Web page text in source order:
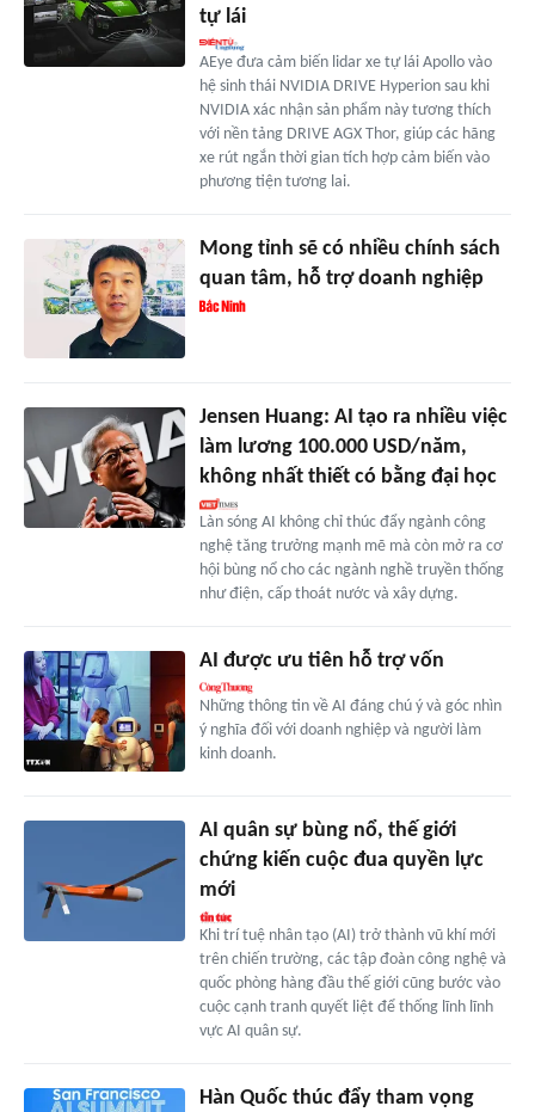
tự lái
AEye đưa cảm biến lidar xe tự lái Apollo vào
hệ sinh thái NVIDIA DRIVE Hyperion sau khi
NVIDIA xác nhận sản phẩm này tương thích
với nền tảng DRIVE AGX Thor, giúp các hãng
xe rút ngắn thời gian tích hợp cảm biến vào
phương tiện tương lai.
Mong tỉnh sẽ có nhiều chính sách
quan tâm, hỗ trợ doanh nghiệp
Jensen Huang: AI tạo ra nhiều việc
làm lương 100.000 USD/năm,
không nhất thiết có bằng đại học
Làn sóng AI không chỉ thúc đẩy ngành công
nghệ tăng trưởng mạnh mẽ mà còn mở ra cơ
hội bùng nổ cho các ngành nghề truyền thống
như điện, cấp thoát nước và xây dựng.
AI được ưu tiên hỗ trợ vốn
Những thông tin về AI đáng chú ý và góc nhìn
ý nghĩa đối với doanh nghiệp và người làm
kinh doanh.
AI quân sự bùng nổ, thế giới
chứng kiến cuộc đua quyền lực
mới
Khi trí tuệ nhân tạo (AI) trở thành vũ khí mới
trên chiến trường, các tập đoàn công nghệ và
quốc phòng hàng đầu thế giới cũng bước vào
cuộc cạnh tranh quyết liệt để thống lĩnh lĩnh
vực AI quân sự.
Hàn Quốc thúc đẩy tham vọng